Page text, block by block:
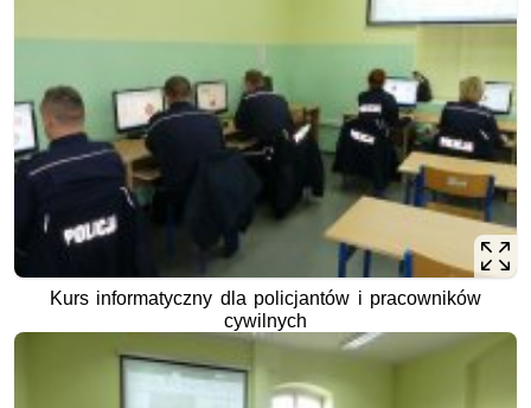
Kurs informatyczny dla policjantów i pracowników
cywilnych